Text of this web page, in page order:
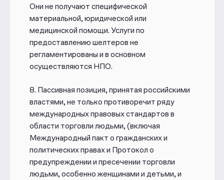
Они не получают специфической
материальной, юридической или
медицинской помощи. Услуги по
предоставлению шелтеров не
регламентированы и в основном
осуществляются НПО.
8. Пассивная позиция, принятая российскими
властями, не только противоречит ряду
международных правовых стандартов в
области торговли людьми, (включая
Международный пакт о гражданских и
политических правах и Протокол о
предупреждении и пресечении торговли
людьми, особенно женщинами и детьми, и